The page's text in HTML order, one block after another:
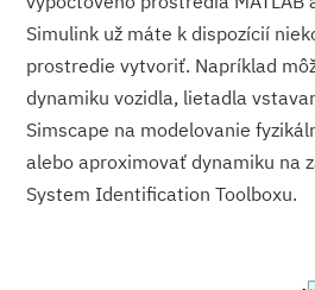
Simulink už máte k dispozícií
prostredie vytvoriť. Napríklad
dynamiku vozidla, lietadla
Simscape na modelovanie
alebo aproximovať dynamiku na
System Identification Toolboxu.